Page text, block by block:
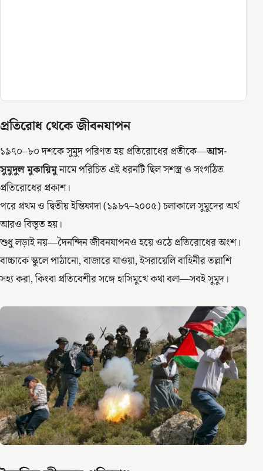
প্রতিরোধ থেকে জীবনযাপন
১৯৭০–৮০ দশকে সুমুদ পরিণত হয় প্রতিরোধের প্রতীকে—আস-
সুমুদুল মুকায়িমুনামে পরিচিত এই ধরনটি ছিল সশস্ত্র ও সংগঠিত
প্রতিরোধের প্রকাশ।
পরে প্রথম ও দ্বিতীয় ইন্তিফাদা (১৯৮৭–২০০৫) চলাকালে সুমুদের অর্থ
আরও বিস্তৃত হয়।
শুধু লড়াই নয়—দৈনন্দিন জীবনযাপনও হয়ে ওঠে প্রতিরোধের অংশ।
বাচ্চাকে স্কুলে পাঠানো, বাজারে যাওয়া, ইসরায়েলি বাহিনীর তল্লাশি
সহ্য করা, কিংবা প্রতিবেশীর সঙ্গে হাসিমুখে কথা বলা—সবই সুমুদ।